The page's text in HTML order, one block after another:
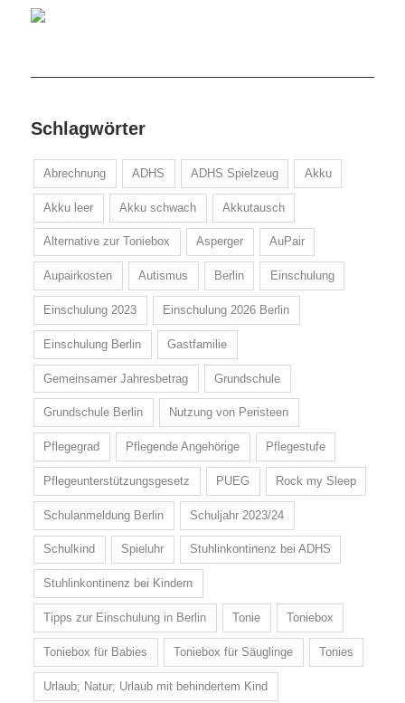
Schlagwörter
Abrechnung ADHS ADHS Spielzeug Akku
Akku leer Akku schwach Akkutausch
Alternative zur Toniebox Asperger AuPair
Aupairkosten Autismus Berlin Einschulung
Einschulung 2023 Einschulung 2026 Berlin
Einschulung Berlin Gastfamilie
Gemeinsamer Jahresbetrag Grundschule
Grundschule Berlin Nutzung von Peristeen
Pflegegrad Pflegende Angehörige Pflegestufe
Pflegeunterstützungsgesetz PUEG Rock my Sleep
Schulanmeldung Berlin Schuljahr 2023/24
Schulkind Spieluhr Stuhlinkontinenz bei ADHS
Stuhlinkontinenz bei Kindern
Tipps zur Einschulung in Berlin Tonie Toniebox
Toniebox für Babies Toniebox für Säuglinge Tonies
Urlaub; Natur; Urlaub mit behindertem Kind